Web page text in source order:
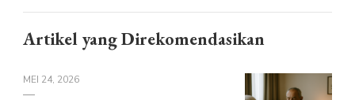
Artikel yang Direkomendasikan
MEI 24, 2026